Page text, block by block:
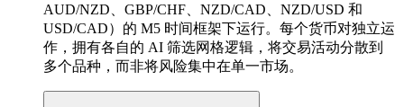
AUD/NZD、GBP/CHF、NZD/CAD、NZD/USD 和
USD/CAD）的 M5 时间框架下运行。每个货币对独立运
作，拥有各自的 AI 筛选网格逻辑，将交易活动分散到
多个品种，而非将风险集中在单一市场。